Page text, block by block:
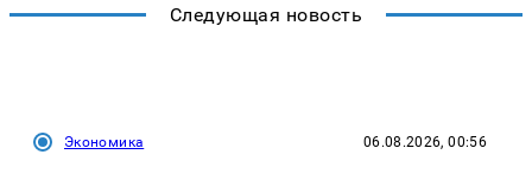
Следующая новость
Экономика 06.08.2026, 00:56